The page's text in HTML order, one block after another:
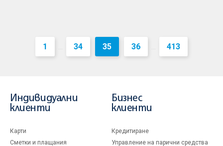
1 ... 34 35 36 ... 413
Индивидуални
клиенти
Карти
Сметки и плащания
Бизнес
клиенти
Кредитиране
Управление на парични средства